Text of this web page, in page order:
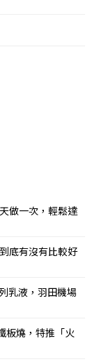
做一次，輕鬆達
底有沒有比較好
乳液，羽田機場
板燒，特推「火